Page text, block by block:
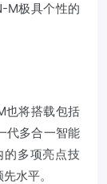
M极具个性的
也将搭载包括
代多合一智能
的多项亮点技
水平。